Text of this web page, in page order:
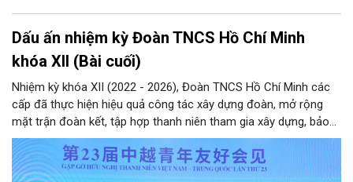
Dấu ấn nhiệm kỳ Đoàn TNCS Hồ Chí Minh
khóa XII (Bài cuối)
Nhiệm kỳ khóa XII (2022 - 2026), Đoàn TNCS Hồ Chí Minh các
cấp đã thực hiện hiệu quả công tác xây dựng đoàn, mở rộng
mặt trận đoàn kết, tập hợp thanh niên tham gia xây dựng, bảo
vệ Đảng và hệ thống chính trị; công tác quốc tế thanh niên;
tham mưu, phối hợp… Qua đó hoàn thành các mục tiêu nghị
quyết Đại hội Đoàn khóa XII đặt ra, hướng tới nhiệm kỳ khóa XIII